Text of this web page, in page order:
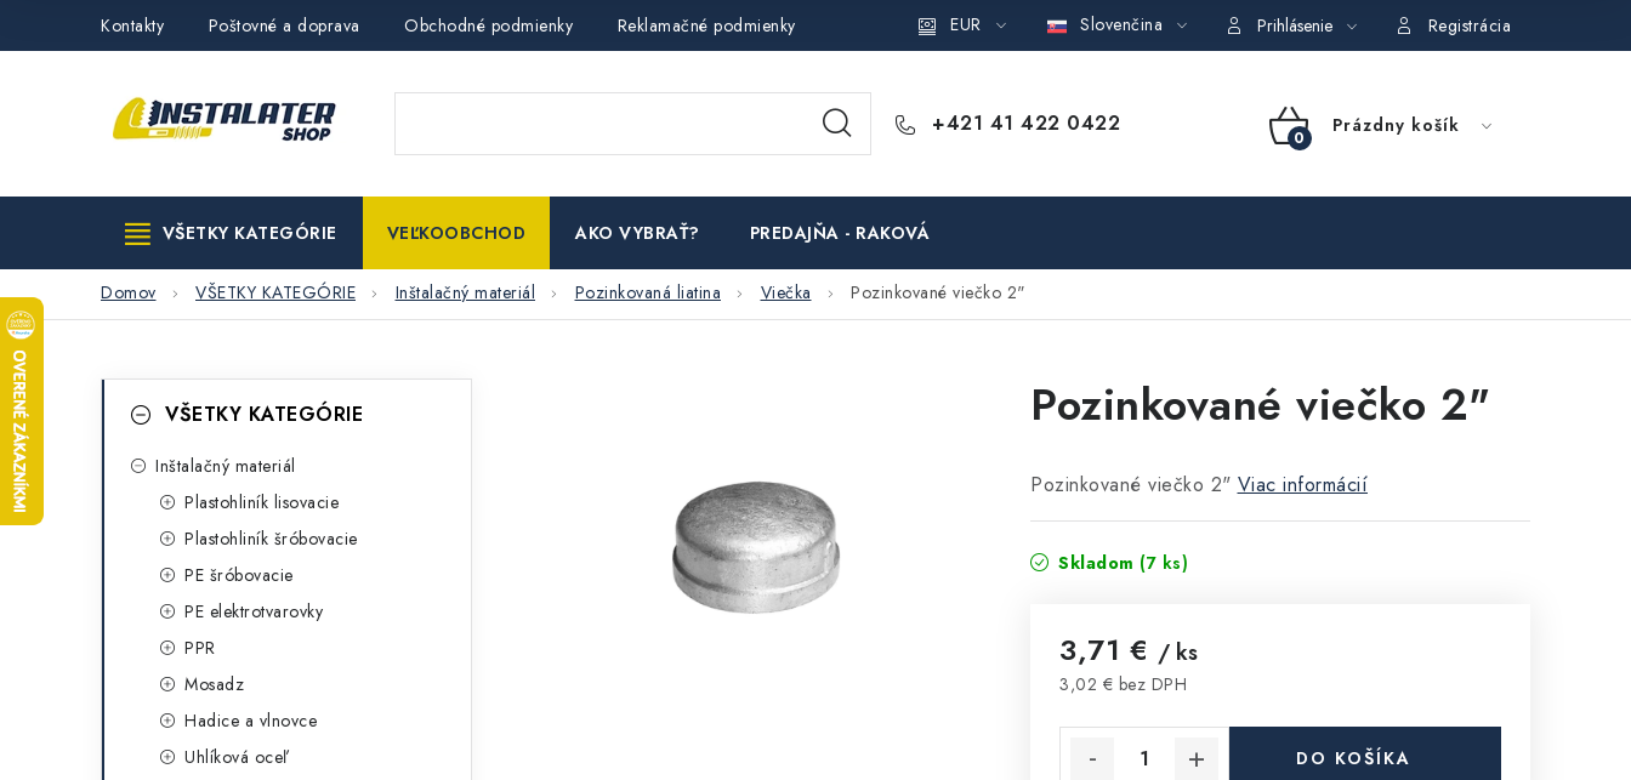
Kontakty Poštovné a doprava Obchodné podmienky Reklamačné podmienky Podmienky ochrany osobných údajov Obchodné podmienky požičovne náradia
EUR Slovenčina Prihlásenie Registrácia
+421 41 422 0422
NÁKUPNÝ
Prázdny košík
VŠETKY KATEGÓRIE VEĽKOOBCHOD AKO VYBRAŤ? PREDAJŇA - RAKOVÁ
Domov VŠETKY KATEGÓRIE Inštalačný materiál Pozinkovaná liatina Viečka Pozinkované viečko 2"
kategórieVŠETKY KATEGÓRIE
Inštalačný materiál
Plastohliník lisovacie
Plastohliník šróbovacie
PE šróbovacie
PE elektrotvarovky
PPR
Mosadz
Hadice a vlnovce
Uhlíková oceľ
Pozinkované viečko 2"
Pozinkované viečko 2" Viac informácií
Skladom (7 ks)
3,71 € / ks
3,02 € bez DPH
DO KOŠÍKA